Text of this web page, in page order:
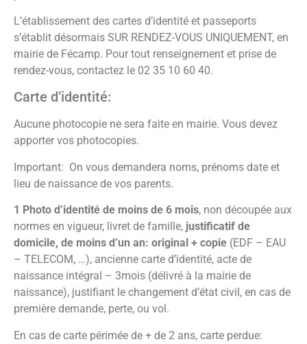
L’établissement des cartes d’identité et passeports
s’établit désormais SUR RENDEZ-VOUS UNIQUEMENT, en
mairie de Fécamp. Pour tout renseignement et prise de
rendez-vous, contactez le 02 35 10 60 40.
Carte d’identité:
Aucune photocopie ne sera faite en mairie. Vous devez
apporter vos photocopies.
Important: On vous demandera noms, prénoms date et
lieu de naissance de vos parents.
1 Photo d’identité de moins de 6 mois, non découpée aux
normes en vigueur, livret de famille, justificatif de
domicile, de moins d’un an: original + copie (EDF – EAU
– TELECOM, …), ancienne carte d’identité, acte de
naissance intégral – 3mois (délivré à la mairie de
naissance), justifiant le changement d’état civil, en cas de
première demande, perte, ou vol.
En cas de carte périmée de + de 2 ans, carte perdue: